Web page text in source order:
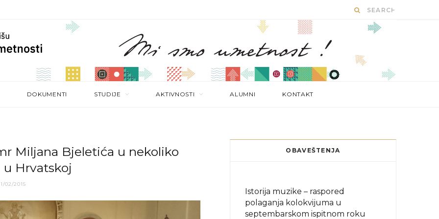
DOKUMENTI STUDIJE AKTIVNOSTI ALUMNI KONTAKT
Miljana Bjeletića u nekoliko
u Hrvatskoj
02/2015
OBAVEŠTENJA
Istorija muzike – raspored
polaganja kolokvijuma u
septembarskom ispitnom roku